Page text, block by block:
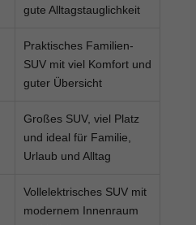
gute Alltagstauglichkeit
Praktisches Familien-
SUV mit viel Komfort und
guter Übersicht
Großes SUV, viel Platz
und ideal für Familie,
Urlaub und Alltag
Vollelektrisches SUV mit
modernem Innenraum